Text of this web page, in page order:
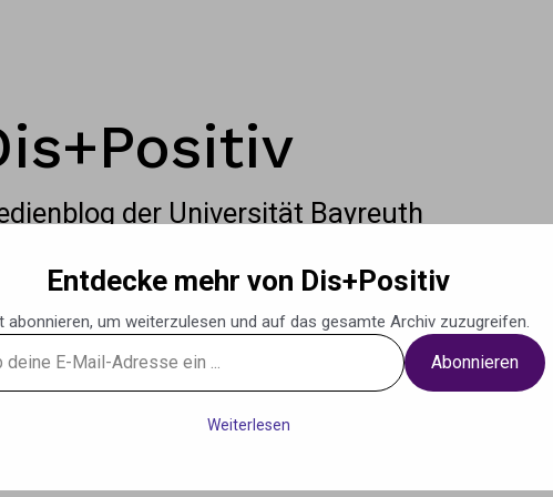
der Universität Bayreuth
Podcasts Musik Kontakt
Entdecke mehr von Dis+Positiv
abonnieren, um weiterzulesen und auf das gesamte Archiv zuzugreifen.
Abonnieren
Weiterlesen